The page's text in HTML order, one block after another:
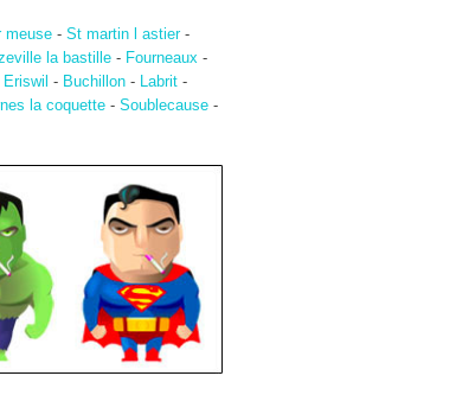
meuse- St martin l astier-
la bastille - Fourneaux -
Eriswil - Buchillon - Labrit -
la coquette- Soublecause-